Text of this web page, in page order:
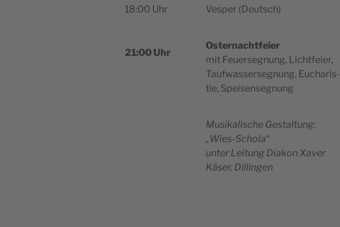
18:00 Uhr Ves­per (Deutsch)
21:00 Uhr
Oster­nacht­fei­er
mit Feu­er­seg­nung, Lichtfeier,
Tauf­was­ser­seg­nung, Eucha­ris­
tie, Speisensegnung
Musi­ka­li­sche Gestal­tung:
„Wies-Scho­la“
unter Lei­tung Dia­kon Xaver
Käser, Dillingen